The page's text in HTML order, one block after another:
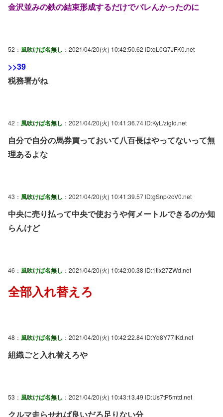
金沢並みの鉄の結束形成するだけでバレんかったのに
52： 風吹けば名無し ：2021/04/20(火) 10:42:50.62 ID:qL0Q7JFK0.net
>>39
税務署がね
42： 風吹けば名無し ：2021/04/20(火) 10:41:36.74 ID:KyL/zigld.net
自分で自分の馬券買っておいて八百長はやってないって無
理あるよな
43： 風吹けば名無し ：2021/04/20(火) 10:41:39.57 ID:gSnp/zcV0.net
中央に売り払って中央で使おうや何メートルできるのか知
らんけど
46： 風吹けば名無し ：2021/04/20(火) 10:42:00.38 ID:1tlx27ZWd.net
全部入れ替えろ
48： 風吹けば名無し ：2021/04/20(火) 10:42:22.84 ID:Yd8Y77IKd.net
組織ごと入れ替えろや
53： 風吹けば名無し ：2021/04/20(火) 10:43:13.49 ID:Us7tP5mtd.net
クルマ走らせれば良いだろ足りない分